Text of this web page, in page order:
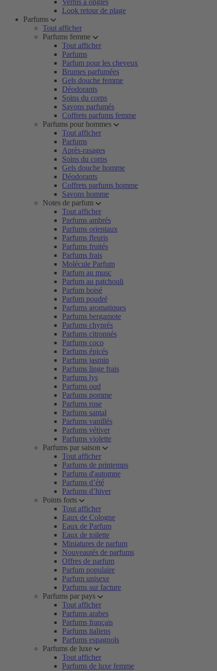
Vernis à ongles
Look retour de plage
Parfums
Tout afficher
Parfums femme
Tout afficher
Parfums
Parfum pour les cheveux
Brumes parfumées
Gels douche femme
Déodorants
Soins du corps
Savons parfumés
Coffrets parfums femme
Parfums pour hommes
Tout afficher
Parfums
Après-rasages
Soins du corps
Gels douche homme
Déodorants
Coffrets parfums homme
Savons homme
Notes de parfum
Tout afficher
Parfums ambrés
Parfums orientaux
Parfums fleuris
Parfums fruités
Parfums frais
Molécule Parfum
Parfum au musc
Parfum au patchouli
Parfum boisé
Parfum poudré
Parfums aromatiques
Parfums bergamote
Parfums chyprés
Parfums citronnés
Parfums coco
Parfums épicés
Parfums jasmin
Parfums linge frais
Parfums lys
Parfums oud
Parfums pomme
Parfums rose
Parfums santal
Parfums vanillés
Parfums vétiver
Parfums violette
Parfums par saison
Tout afficher
Parfums de printemps
Parfums d'automne
Parfums d’été
Parfums d’hiver
Points forts
Tout afficher
Eaux de Cologne
Eaux de Parfum
Eaux de toilette
Miniatures de parfum
Nouveautés de parfums
Offres de parfum
Parfum populaire
Parfum unisexe
Parfums sur facture
Parfums par pays
Tout afficher
Parfums arabes
Parfums français
Parfums italiens
Parfums espagnols
Parfums de luxe
Tout afficher
Parfums de luxe femme